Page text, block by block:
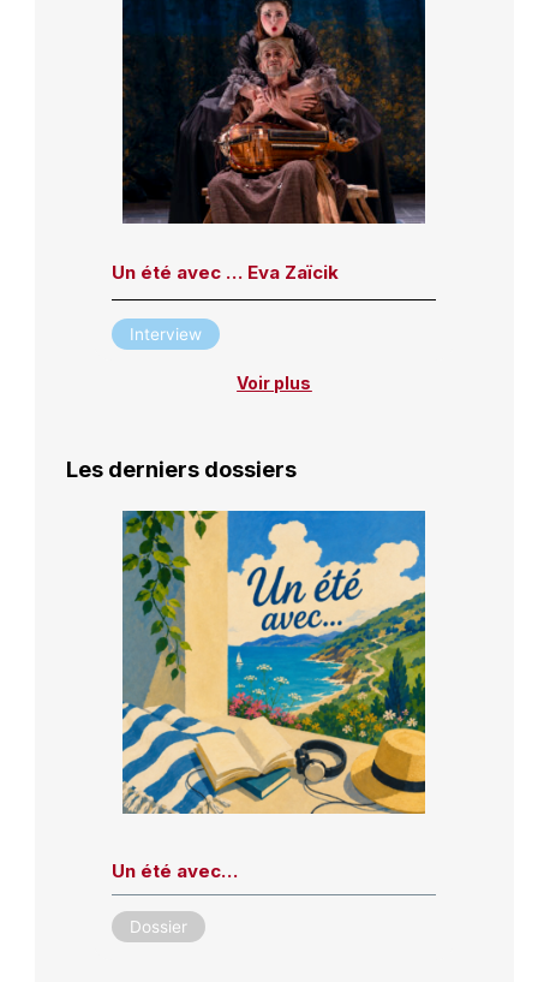
Un été avec … Eva Zaïcik
Interview
Voir plus
Les derniers dossiers
Un été avec…
Dossier